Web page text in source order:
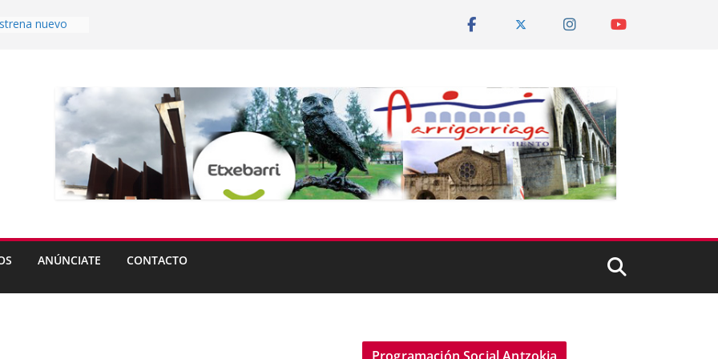
nuevo
abren plazo
de
partir del lunes
ANÚNCIATE CONTACTO